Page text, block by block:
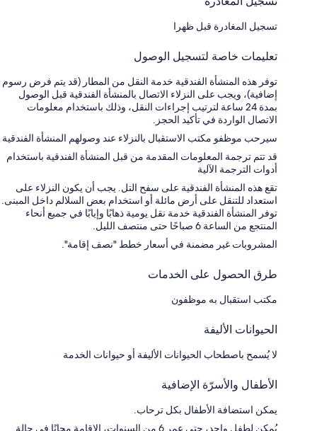
تسجيل المغادرة قبل ظهرا
تعليمات خاصة لتسجيل الوصول
توفر هذه المنشأة الفندقية خدمة النقل من المطار (قد يتم فرض رسوم
إضافية)، ويجب على النزلاء الاتصال بالمنشأة الفندقية قبل الوصول
بمدة 24 ساعة لترتيب إجراءات النقل، وذلك باستخدام معلومات
الاتصال الواردة في تأكيد الحجز.
سيرحب موظفو مكتب الاستقبال بالنزلاء عند وصولهم المنشأة الفندقية
قد تتم ترجمة المعلومات المقدمة من قبل المنشأة الفندقية باستخدام
أدوات الترجمة الآلية
تقع هذه المنشأة الفندقية على سفح التل. يجب أن يكون النزلاء على
استعداد للتنقل على أرض مائلة أو استخدام بعض السلالم داخل المبنى.
توفر المنشأة الفندقية خدمة نقل يومية ذهابًا وإيابًا في جميع أنحاء
المنتجع من الساعة 6 صباحًا حتى منتصف الليل.
المشروبات غير مضمنة في أسعار خطط "نصف إقامة".
طرق الحصول على الخدمات
مكتب استقبال به موظفون
الحيوانات الأليفة
لا يُسمح باصطحاب الحيوانات الأليفة أو حيوانات الخدمة
الأطفال والأسرّة الإضافية
يمكن استضافة الأطفال بكل ترحاب.
يُمكن لطفل واحد، حتى عمر 6 من السنوات، الإقامة مجانًا في حالة